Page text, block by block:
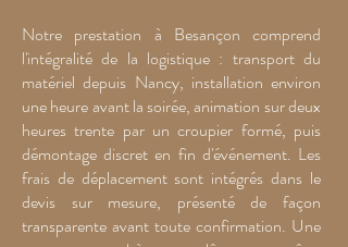
Notre prestation à Besançon comprend
l'intégralité de la logistique : transport du
matériel depuis Nancy, installation environ
une heure avant la soirée, animation sur deux
heures trente par un croupier formé, puis
démontage discret en fin d'événement. Les
frais de déplacement sont intégrés dans le
devis sur mesure, présenté de façon
transparente avant toute confirmation. Une